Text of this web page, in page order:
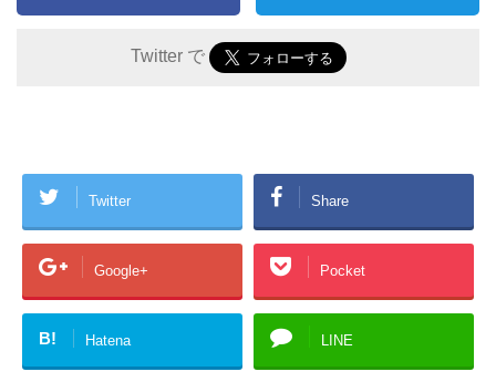
Twitter で
Twitter Share
Google+ Pocket
B! Hatena LINE